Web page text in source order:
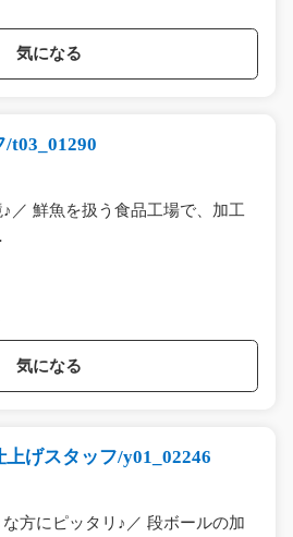
気になる
t03_01290
／ 鮮魚を扱う食品工場で、加工
気になる
げスタッフ/y01_02246
方にピッタリ♪／ 段ボールの加